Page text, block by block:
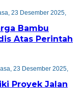
23 Desember 2025,
Bambu
Atas Perintah
23 Desember 2025,
Proyek Jalan